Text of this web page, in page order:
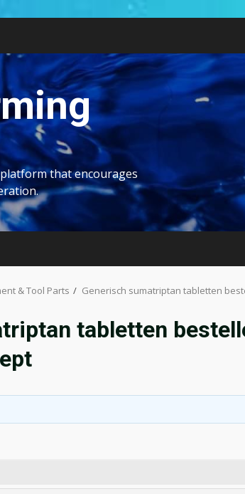
that encourages
& Tool Parts Generisch sumatriptan tabletten
tabletten